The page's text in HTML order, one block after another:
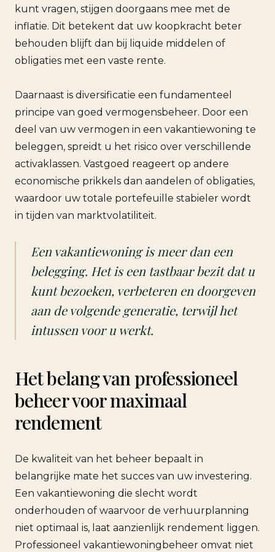
kunt vragen, stijgen doorgaans mee met de
inflatie. Dit betekent dat uw koopkracht beter
behouden blijft dan bij liquide middelen of
obligaties met een vaste rente.
Daarnaast is diversificatie een fundamenteel
principe van goed vermogensbeheer. Door een
deel van uw vermogen in een vakantiewoning te
beleggen, spreidt u het risico over verschillende
activaklassen. Vastgoed reageert op andere
economische prikkels dan aandelen of obligaties,
waardoor uw totale portefeuille stabieler wordt
in tijden van marktvolatiliteit.
Een vakantiewoning is meer dan een
belegging. Het is een tastbaar bezit dat u
kunt bezoeken, verbeteren en doorgeven
aan de volgende generatie, terwijl het
intussen voor u werkt.
Het belang van professioneel
beheer voor maximaal
rendement
De kwaliteit van het beheer bepaalt in
belangrijke mate het succes van uw investering.
Een vakantiewoning die slecht wordt
onderhouden of waarvoor de verhuurplanning
niet optimaal is, laat aanzienlijk rendement liggen.
Professioneel vakantiewoningbeheer omvat niet